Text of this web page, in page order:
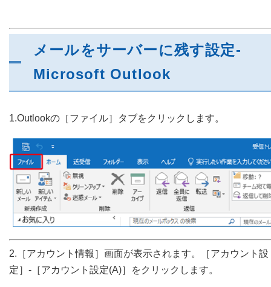
メールをサーバーに残す設定-
Microsoft Outlook
1.Outlookの［ファイル］タブをクリックします。
2.［アカウント情報］画面が表示されます。［アカウント設
定］-［アカウント設定(A)］をクリックします。